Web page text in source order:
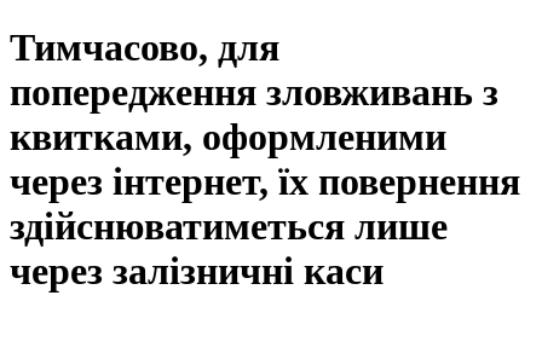
Тимчасово, для
попередження зловживань з
квитками, оформленими
через інтернет, їх повернення
здійснюватиметься лише
через залізничні каси